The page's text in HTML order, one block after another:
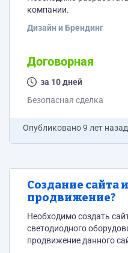
компании.
Дизайн и Брендинг
Договорная
за 10 дней
Безопасная сделка
Опубликовано9 лет назад
Создание сайта
продвижение?
Необходимо создать
светодиодного
продвижение данного